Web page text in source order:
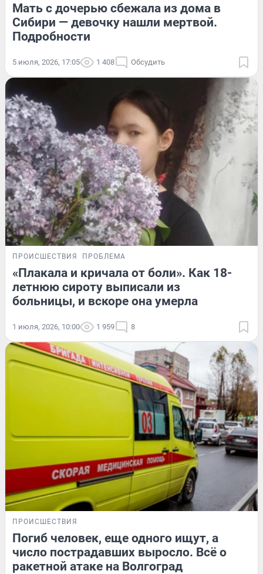
Мать с дочерью сбежала из дома в
Сибири — девочку нашли мертвой.
Подробности
5 июля, 2026, 17:05 1 408 Обсудить
ПРОИСШЕСТВИЯ ПРОБЛЕМА
«Плакала и кричала от боли». Как 18-
летнюю сироту выписали из
больницы, и вскоре она умерла
1 июля, 2026, 10:00 1 959 8
ПРОИСШЕСТВИЯ
Погиб человек, еще одного ищут, а
число пострадавших выросло. Всё о
ракетной атаке на Волгоград